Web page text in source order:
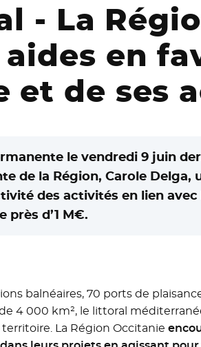
- La
en
et de ses
le vendredi 9 juin
de la Région, Carole Delga,
des activités en lien
près d’1 M€.
balnéaires, 70 ports de
4 000 km², le littoral
La Région Occitanie